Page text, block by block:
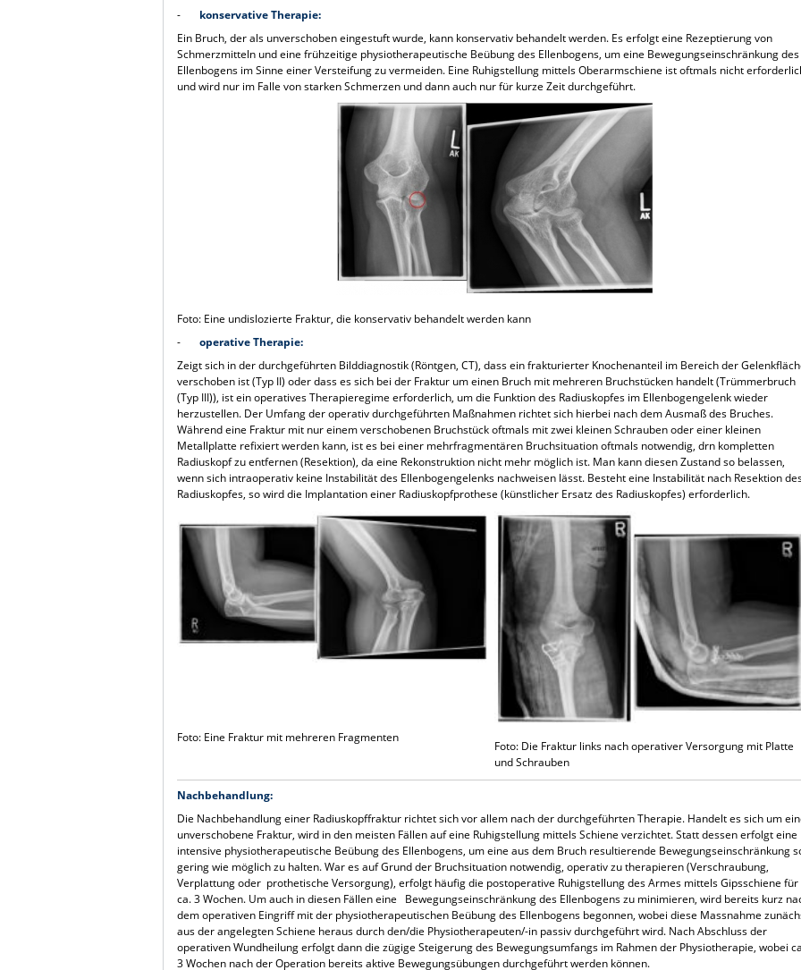
- konservative Therapie:
Ein Bruch, der als unverschoben eingestuft wurde, kann konservativ behandelt werden. Es erfolgt eine Rezeptierung von
Schmerzmitteln und eine frühzeitige physiotherapeutische Beübung des Ellenbogens, um eine Bewegungseinschränkung des
Ellenbogens im Sinne einer Versteifung zu vermeiden. Eine Ruhigstellung mittels Oberarmschiene ist oftmals nicht
und wird nur im Falle von starken Schmerzen und dann auch nur für kurze Zeit durchgeführt.
Foto: Eine undislozierte Fraktur, die konservativ behandelt werden kann
-operative Therapie:
Zeigt sich in der durchgeführten Bilddiagnostik (Röntgen, CT), dass ein frakturierter Knochenanteil im Bereich der
verschoben ist (Typ II) oder dass es sich bei der Fraktur um einen Bruch mit mehreren Bruchstücken handelt (Trümmerbruch
(Typ III)), ist ein operatives Therapieregime erforderlich, um die Funktion des Radiuskopfes im Ellenbogengelenk wieder
herzustellen. Der Umfang der operativ durchgeführten Maßnahmen richtet sich hierbei nach dem Ausmaß des Bruches.
Während eine Fraktur mit nur einem verschobenen Bruchstück oftmals mit zwei kleinen Schrauben oder einer kleinen
Metallplatte refixiert werden kann, ist es bei einer mehrfragmentären Bruchsituation oftmals notwendig, drn kompletten
Radiuskopf zu entfernen (Resektion), da eine Rekonstruktion nicht mehr möglich ist. Man kann diesen Zustand so belassen,
wenn sich intraoperativ keine Instabilität des Ellenbogengelenks nachweisen lässt. Besteht eine Instabilität nach Resektion
Radiuskopfes, so wird die Implantation einer Radiuskopfprothese (künstlicher Ersatz des Radiuskopfes) erforderlich.
Foto: Eine Fraktur mit mehreren Fragmenten
Foto: Die Fraktur links nach operativer Versorgung mit Platte
und Schrauben
Nachbehandlung:
Die Nachbehandlung einer Radiuskopffraktur richtet sich vor allem nach der durchgeführten Therapie. Handelt es sich um
unverschobene Fraktur, wird in den meisten Fällen auf eine Ruhigstellung mittels Schiene verzichtet. Statt dessen erfolgt eine
intensive physiotherapeutische Beübung des Ellenbogens, um eine aus dem Bruch resultierende Bewegungseinschränkung
gering wie möglich zu halten. War es auf Grund der Bruchsituation notwendig, operativ zu therapieren (Verschraubung,
Verplattung oder prothetische Versorgung), erfolgt häufig die postoperative Ruhigstellung des Armes mittels Gipsschiene für
ca. 3 Wochen. Um auch in diesen Fällen eine Bewegungseinschränkung des Ellenbogens zu minimieren, wird bereits kurz
dem operativen Eingriff mit der physiotherapeutischen Beübung des Ellenbogens begonnen, wobei diese Massnahme
aus der angelegten Schiene heraus durch den/die Physiotherapeuten/-in passiv durchgeführt wird. Nach Abschluss der
operativen Wundheilung erfolgt dann die zügige Steigerung des Bewegungsumfangs im Rahmen der Physiotherapie, wobei
3 Wochen nach der Operation bereits aktive Bewegungsübungen durchgeführt werden können.